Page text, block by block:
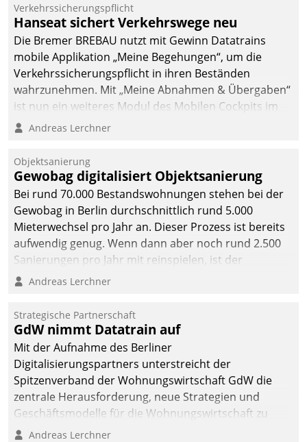
Datatrain. Die meravis
Wohnungsbau- und
Immobilien GmbH hat
sich dabei für den Betrieb
der Lösung über die SAP
Cloud Platform
entschieden - als erstes
Unternehmen am
Verkehrssicherungspflicht
Hanseat sichert Verkehrswege neu
Die Bremer BREBAU nutzt mit Gewinn Datatrains
mobile Applikation „Meine Begehungen“, um die
Verkehrssicherungspflicht in ihren Beständen
wahrzunehmen. Mit „Meine Abnahmen & Übergaben“
ist nun ein weiteres Modul des Mobilen Cockpits im
Einsatz.
Andreas Lerchner
Objektsanierung
Gewobag digitalisiert Objektsanierung
Bei rund 70.000 Bestandswohnungen stehen bei der
Gewobag in Berlin durchschnittlich rund 5.000
Mieterwechsel pro Jahr an. Dieser Prozess ist bereits
aufwendig genug. Wenn dann aber noch rund 2.500
Sanierungen pro Jahr mit reinspielen, ist der
Betreuungs- und Organisationsaufwand immens. Im
kommunale Wohnungsbauunternehmen daher
gemeinsam mit der Berliner Datatrain GmbH den
Teilprozess der Objektsanierung digitalisiert.
Andreas Lerchner
Strategische Partnerschaft
GdW nimmt Datatrain auf
Mit der Aufnahme des Berliner
Digitalisierungspartners unterstreicht der
Spitzenverband der Wohnungswirtschaft GdW die
zentrale Herausforderung, neue Strategien und
Geschäftsmodelle für die Wohnungswirtschaft zu
entwickeln.
Andreas Lerchner